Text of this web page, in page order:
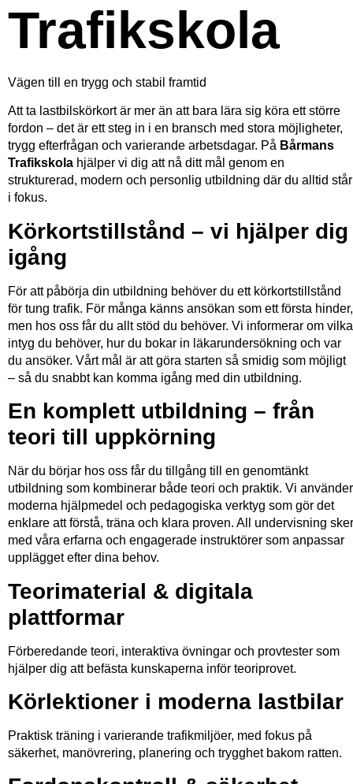
Trafikskola
Vägen till en trygg och stabil framtid
Att ta lastbilskörkort är mer än att bara lära sig köra ett större
fordon – det är ett steg in i en bransch med stora möjligheter,
trygg efterfrågan och varierande arbetsdagar. På Bårmans
Trafikskola hjälper vi dig att nå ditt mål genom en
strukturerad, modern och personlig utbildning där du alltid står
i fokus.
Körkortstillstånd – vi hjälper dig
igång
För att påbörja din utbildning behöver du ett körkortstillstånd
för tung trafik. För många känns ansökan som ett första hinder,
men hos oss får du allt stöd du behöver. Vi informerar om vilka
intyg du behöver, hur du bokar in läkarundersökning och var
du ansöker. Vårt mål är att göra starten så smidig som möjligt
– så du snabbt kan komma igång med din utbildning.
En komplett utbildning – från
teori till uppkörning
När du börjar hos oss får du tillgång till en genomtänkt
utbildning som kombinerar både teori och praktik. Vi använder
moderna hjälpmedel och pedagogiska verktyg som gör det
enklare att förstå, träna och klara proven. All undervisning sker
med våra erfarna och engagerade instruktörer som anpassar
upplägget efter dina behov.
Teorimaterial & digitala
plattformar
Förberedande teori, interaktiva övningar och provtester som
hjälper dig att befästa kunskaperna inför teoriprovet.
Körlektioner i moderna lastbilar
Praktisk träning i varierande trafikmiljöer, med fokus på
säkerhet, manövrering, planering och trygghet bakom ratten.